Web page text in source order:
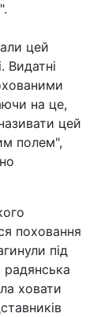
цей
Видатні
на це,
цей
полем",
поховання
під
радянська
ховати